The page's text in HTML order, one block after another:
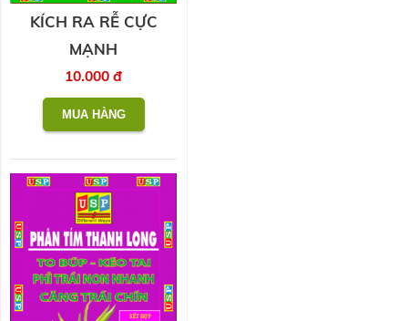
KÍCH RA RỄ CỰC
MẠNH
10.000 đ